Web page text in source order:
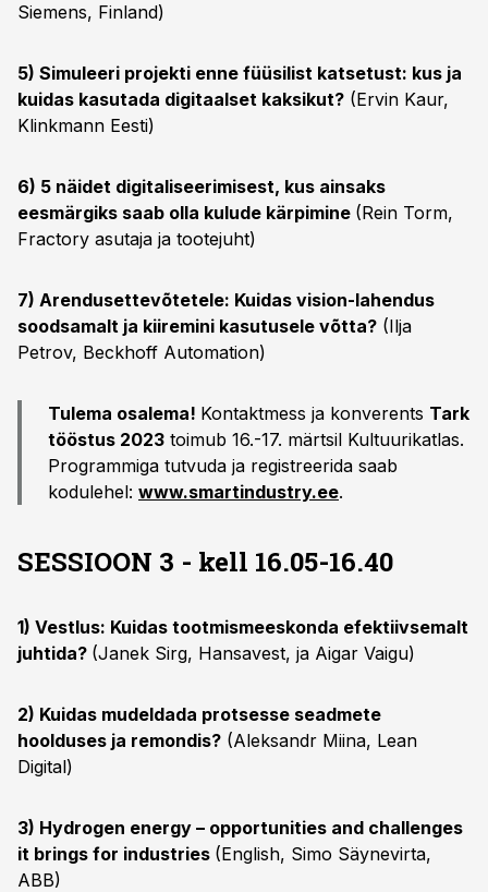
Siemens, Finland)
5) Simuleeri projekti enne füüsilist katsetust: kus ja
kuidas kasutada digitaalset kaksikut? (Ervin Kaur,
Klinkmann Eesti)
6) 5 näidet digitaliseerimisest, kus ainsaks
eesmärgiks saab olla kulude kärpimine (Rein Torm,
Fractory asutaja ja tootejuht)
7) Arendusettevõtetele: Kuidas vision-lahendus
soodsamalt ja kiiremini kasutusele võtta? (Ilja
Petrov, Beckhoff Automation)
Tulema osalema! Kontaktmess ja konverents Tark
tööstus 2023 toimub 16.-17. märtsil Kultuurikatlas.
Programmiga tutvuda ja registreerida saab
kodulehel: www.smartindustry.ee.
SESSIOON 3 - kell 16.05-16.40
1) Vestlus: Kuidas tootmismeeskonda efektiivsemalt
juhtida? (Janek Sirg, Hansavest, ja Aigar Vaigu)
2) Kuidas mudeldada protsesse seadmete
hoolduses ja remondis? (Aleksandr Miina, Lean
Digital)
3) Hydrogen energy – opportunities and challenges
it brings for industries (English, Simo Säynevirta,
ABB)